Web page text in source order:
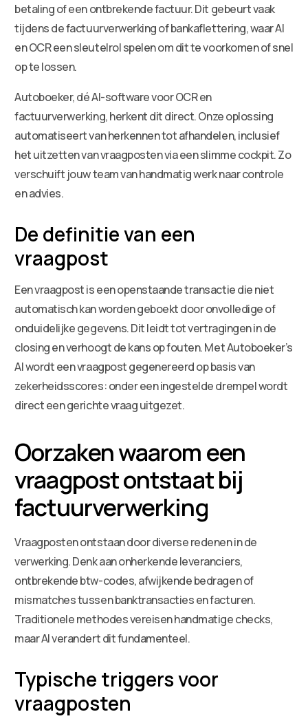
betaling of een ontbrekende factuur. Dit gebeurt vaak
tijdens de factuurverwerking of bankaflettering, waar AI
en OCR een sleutelrol spelen om dit te voorkomen of snel
op te lossen.
Autoboeker, dé AI-software voor OCR en
factuurverwerking, herkent dit direct. Onze oplossing
automatiseert van herkennen tot afhandelen, inclusief
het uitzetten van vraagposten via een slimme cockpit. Zo
verschuift jouw team van handmatig werk naar controle
en advies.
De definitie van een
vraagpost
Een vraagpost is een openstaande transactie die niet
automatisch kan worden geboekt door onvolledige of
onduidelijke gegevens. Dit leidt tot vertragingen in de
closing en verhoogt de kans op fouten. Met Autoboeker’s
AI wordt een vraagpost gegenereerd op basis van
zekerheidsscores: onder een ingestelde drempel wordt
direct een gerichte vraag uitgezet.
Oorzaken waarom een
vraagpost ontstaat bij
factuurverwerking
Vraagposten ontstaan door diverse redenen in de
verwerking. Denk aan onherkende leveranciers,
ontbrekende btw-codes, afwijkende bedragen of
mismatches tussen banktransacties en facturen.
Traditionele methodes vereisen handmatige checks,
maar AI verandert dit fundamenteel.
Typische triggers voor
vraagposten